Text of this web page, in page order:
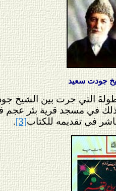
جودت سعيد
التي جرت بين
لذلك في مسجد قرية بئر
في تقديمه للكتاب[3]
.